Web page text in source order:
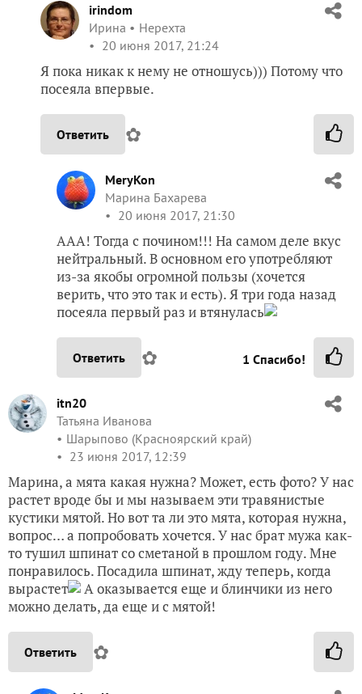
irindom
Ирина
Нерехта
20 июня 2017, 21:24
Я пока никак к нему не отношусь))) Потому что
посеяла впервые.
Ответить ✿
MeryKon
Марина Бахарева
20 июня 2017, 21:30
ААА! Тогда с почином!!! На самом деле вкус
нейтральный. В основном его употребляют
из-за якобы огромной пользы (хочется
верить, что это так и есть). Я три года назад
посеяла первый раз и втянулась
Ответить ✿ 1 Спасибо!
itn20
Татьяна Иванова
Шарыпово (Красноярский край)
23 июня 2017, 12:39
Марина, а мята какая нужна? Может, есть фото? У нас
растет вроде бы и мы называем эти травянистые
кустики мятой. Но вот та ли это мята, которая нужна,
вопрос… а попробовать хочется. У нас брат мужа как-
то тушил шпинат со сметаной в прошлом году. Мне
понравилось. Посадила шпинат, жду теперь, когда
вырастет
А оказывается еще и блинчики из него
можно делать, да еще и с мятой!
Ответить ✿